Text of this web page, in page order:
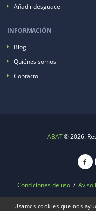
Añadir desguace
INFORMACIÓN
Blog
Quiénes somos
Contacto
ABAT© 2026.
Condiciones de uso / Aviso
Usamos cookies que nos